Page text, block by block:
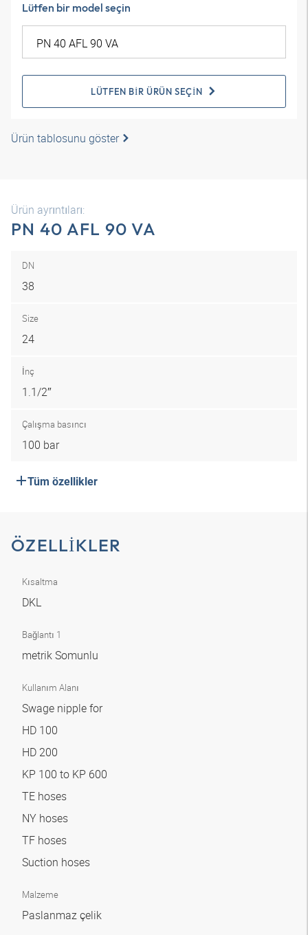
Lütfen bir model seçin
LÜTFEN BIR ÜRÜN SEÇIN
Ürün tablosunu göster
Ürün ayrıntıları:
PN 40 AFL 90 VA
DN
38
Size
24
İnç
1.1/2″
Çalışma basıncı
100 bar
Tüm özellikler
ÖZELLIKLER
Kısaltma
DKL
Bağlantı 1
metrik Somunlu
Kullanım Alanı
Swage nipple for
HD 100
HD 200
KP 100 to KP 600
TE hoses
NY hoses
TF hoses
Suction hoses
Malzeme
Paslanmaz çelik